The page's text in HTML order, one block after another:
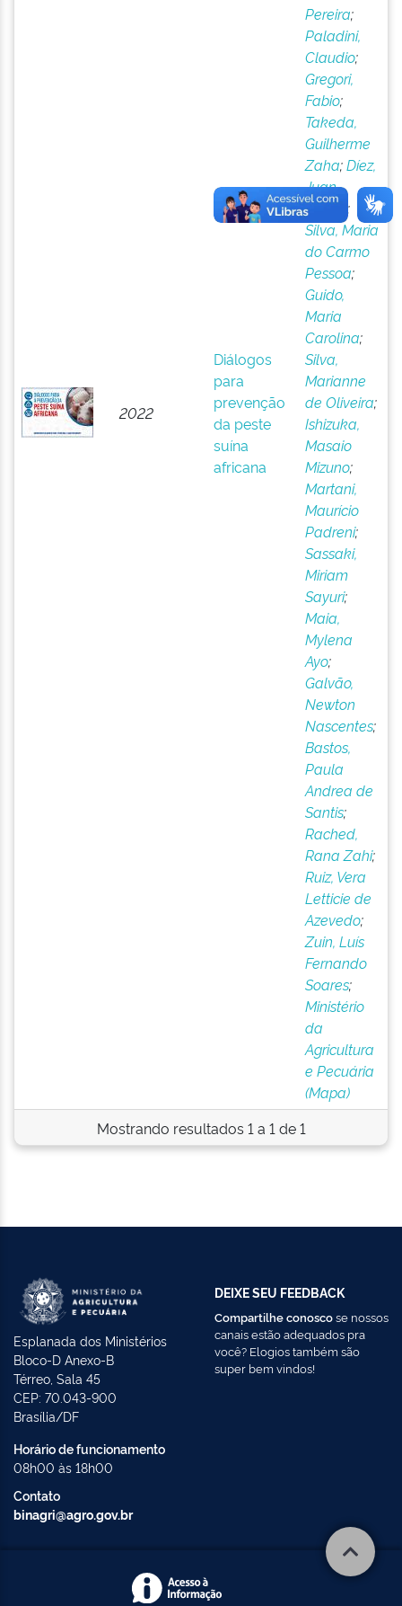
2022
Diálogos
para
prevenção
da peste
suína
africana
Pereira;
Paladini,
Claudio;
Gregori,
Fabio;
Takeda,
Guilherme
Zaha;Díez,
Juan
García ;
Silva, Maria
do Carmo
Pessoa;
Guido,
Maria
Carolina;
Silva,
Marianne
de Oliveira;
Ishizuka,
Masaio
Mizuno;
Martani,
Maurício
Padreni;
Sassaki,
Miriam
Sayuri;
Maia,
Mylena
Ayo;
Galvão,
Newton
Nascentes;
Bastos,
Paula
Andrea de
Santis;
Rached,
Rana Zahi;
Ruiz, Vera
Letticie de
Azevedo;
Zuin, Luís
Fernando
Soares;
Ministério
da
Agricultura
e Pecuária
(Mapa)
Mostrando resultados 1 a 1 de 1
Esplanada dos Ministérios
Bloco-D Anexo-B
Térreo, Sala 45
CEP: 70.043-900
Brasília/DF
Horário de funcionamento
08h00 às 18h00
Contato
binagri@agro.gov.br
DEIXE SEU FEEDBACK
Compartilhe conoscose nossos
canais estão adequados pra
você? Elogios também são
super bem vindos!